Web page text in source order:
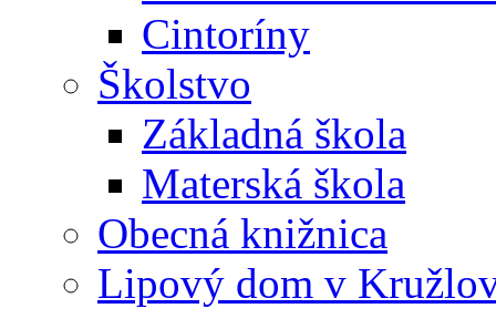
Cintoríny
Školstvo
Základná škola
Materská škola
Obecná knižnica
Lipový dom v